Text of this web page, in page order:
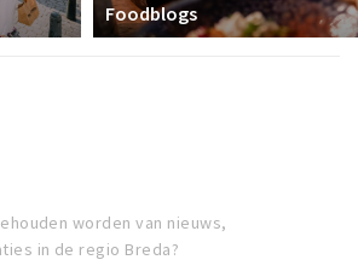
Foodblogs
worden van nieuws,
in de regio Breda?